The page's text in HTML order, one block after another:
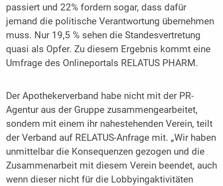
passiert und 22% fordern sogar, dass dafür
jemand die politische Verantwortung übernehmen
muss. Nur 19,5 % sehen die Standesvertretung
quasi als Opfer. Zu diesem Ergebnis kommt eine
Umfrage des Onlineportals RELATUS PHARM.
Der Apothekerverband habe nicht mit der PR-
Agentur aus der Gruppe zusammengearbeitet,
sondern mit einem ihr nahestehenden Verein, teilt
der Verband auf RELATUS-Anfrage mit. „Wir haben
unmittelbar die Konsequenzen gezogen und die
Zusammenarbeit mit diesem Verein beendet, auch
wenn dieser nicht für die Lobbyingaktivitäten